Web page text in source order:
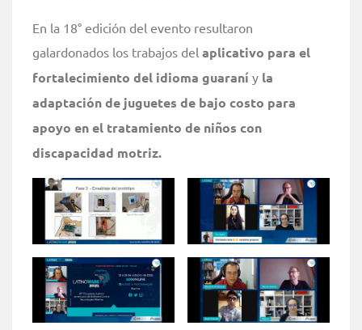
En la 18° edición del evento resultaron
galardonados los trabajos del aplicativo para el
fortalecimiento del idioma guaraní y la
adaptación de juguetes de bajo costo para
apoyo en el tratamiento de niños con
discapacidad motriz.